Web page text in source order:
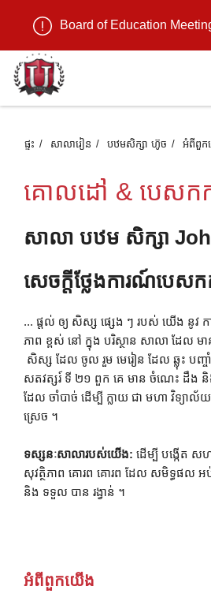
Board of Education Meeting
ផ្ទះ សាលារៀន បឋមសិក្សា ហ៊ូច អំពី​ពួក​
គោលដៅ & បេសកក
សាលា បឋម សិក្សា
សេចក្តីថ្លែងការណ៍បេសក
... ផ្តល់ ឲ្យ សិស្ស ផ្សេង ៗ របស់ យើង នូវ
ភាព ខ្ពស់ នៅ ក្នុង បរិស្ថាន សាលា ដែល ម
សិស្ស ដែល ចូល រួម មេរៀន ដែល ឆ្លុះ បញ្
សតវត្សរ៍ ទី ២១ ពួក គេ មាន ចំណេះ ដឹង និ
ដែល ចាំបាច់ ដើម្បី ក្លាយ ជា មហា វិទ្យាល័
ស្រេច ។
ទស្សនៈសាលារបស់យើង: ដើម្បី បង្កើត ស
សុវត្ថិភាព គោរព គោរព ដែល សមិទ្ធផល អ
និង ទទួល បាន រង្វាន់ ។
អំពី​ពួក​យើង